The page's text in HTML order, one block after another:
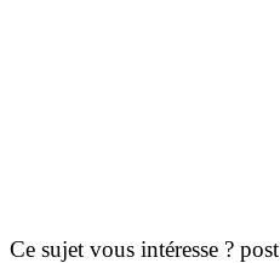
Ce sujet vous intéresse ? post